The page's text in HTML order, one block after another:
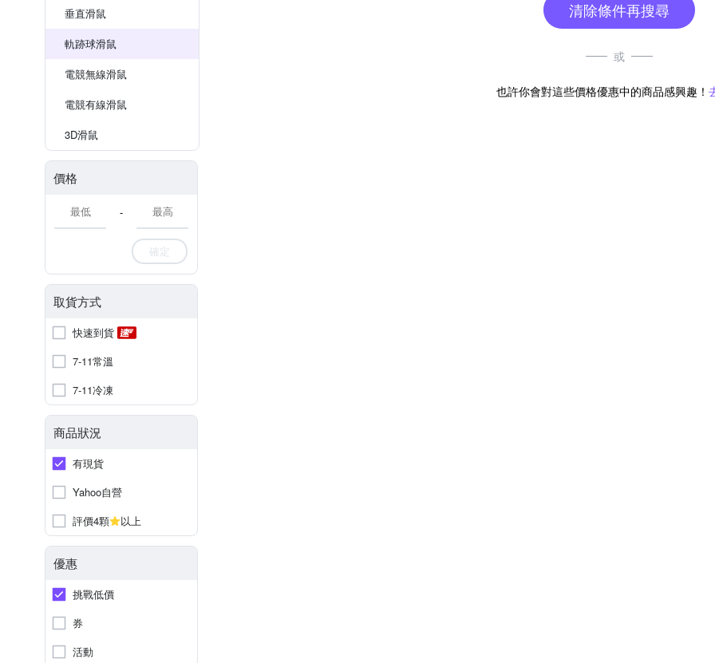
垂直滑鼠
軌跡球滑鼠
電競無線滑鼠
電競有線滑鼠
3D滑鼠
價格
-
確定
取貨方式
快速到貨
7-11常溫
7-11冷凍
商品狀況
有現貨
Yahoo自營
評價4顆
以上
優惠
挑戰低價
券
活動
清除條件再搜尋
或
也許你會對這些價格優惠中的商品感興趣！